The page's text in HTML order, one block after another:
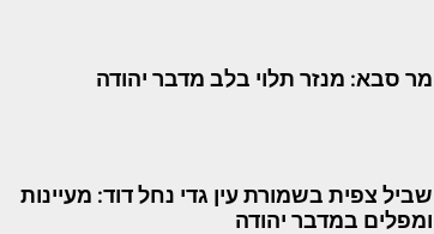
מר סבא: מנזר תלוי בלב מדבר יהודה
שביל צפית בשמורת עין גדי נחל דוד: מעיינות
ומפלים במדבר יהודה